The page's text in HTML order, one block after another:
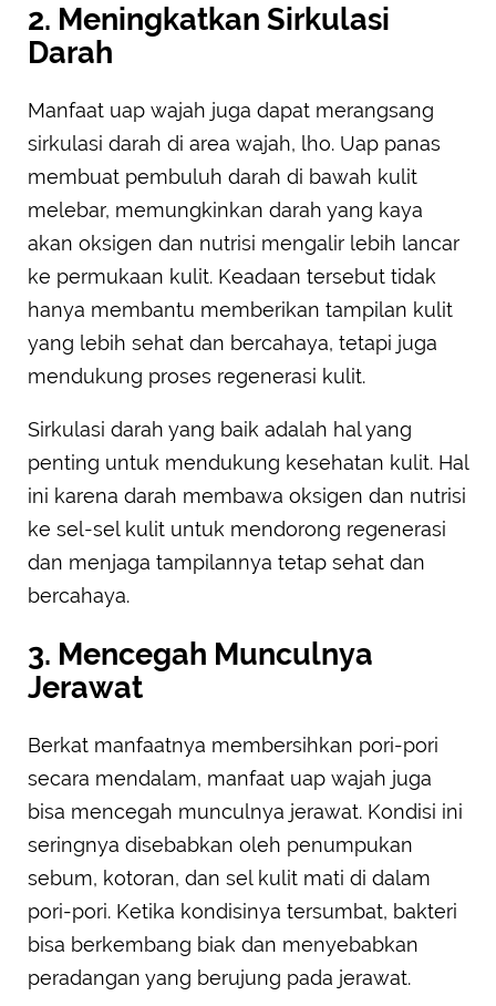
2. Meningkatkan Sirkulasi
Darah
Manfaat uap wajah juga dapat merangsang
sirkulasi darah di area wajah, lho. Uap panas
membuat pembuluh darah di bawah kulit
melebar, memungkinkan darah yang kaya
akan oksigen dan nutrisi mengalir lebih lancar
ke permukaan kulit. Keadaan tersebut tidak
hanya membantu memberikan tampilan kulit
yang lebih sehat dan bercahaya, tetapi juga
mendukung proses regenerasi kulit.
Sirkulasi darah yang baik adalah hal yang
penting untuk mendukung kesehatan kulit. Hal
ini karena darah membawa oksigen dan nutrisi
ke sel-sel kulit untuk mendorong regenerasi
dan menjaga tampilannya tetap sehat dan
bercahaya.
3. Mencegah Munculnya
Jerawat
Berkat manfaatnya membersihkan pori-pori
secara mendalam, manfaat uap wajah juga
bisa mencegah munculnya jerawat. Kondisi ini
seringnya disebabkan oleh penumpukan
sebum, kotoran, dan sel kulit mati di dalam
pori-pori. Ketika kondisinya tersumbat, bakteri
bisa berkembang biak dan menyebabkan
peradangan yang berujung pada jerawat.